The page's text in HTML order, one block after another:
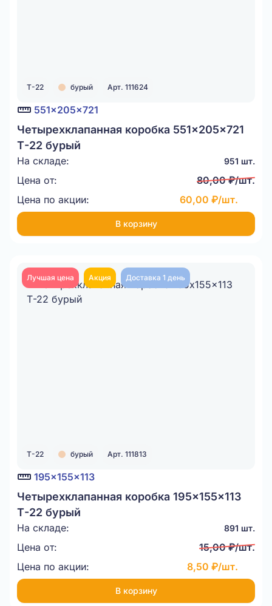
Т-22 бурый Арт. 111624
551x205x721
Четырехклапанная коробка 551x205x721
Т-22 бурый
На складе: 951 шт.
Цена от:
80,00 ₽/шт.
Цена по акции:
60,00 ₽/шт.
В корзину
Лучшая цена Акция Доставка 1 день
Т-22 бурый Арт. 111813
195x155x113
Четырехклапанная коробка 195x155x113
Т-22 бурый
На складе: 891 шт.
Цена от:
15,00 ₽/шт.
Цена по акции:
8,50 ₽/шт.
В корзину